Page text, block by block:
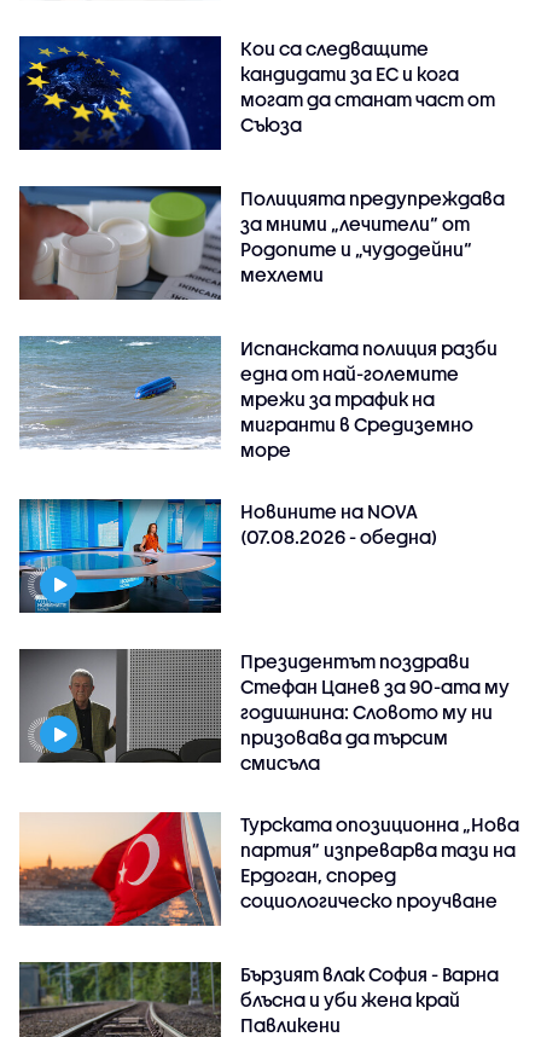
Кои са следващите
кандидати за ЕС и кога
могат да станат част от
Съюза
Полицията предупреждава
за мними „лечители“ от
Родопите и „чудодейни“
мехлеми
Испанската полиция разби
една от най-големите
мрежи за трафик на
мигранти в Средиземно
море
Новините на NOVA
(07.08.2026 - обедна)
Президентът поздрави
Стефан Цанев за 90-ата му
годишнина: Словото му ни
призовава да търсим
смисъла
Турската опозиционна „Нова
партия“ изпреварва тази на
Ердоган, според
социологическо проучване
Бързият влак София - Варна
блъсна и уби жена край
Павликени